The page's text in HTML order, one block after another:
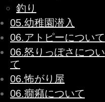
釣り
05.幼稚園潜入
06.アトピーについて
06.怒りっぽさについ
て
06.怖がり屋
06.癇癪について